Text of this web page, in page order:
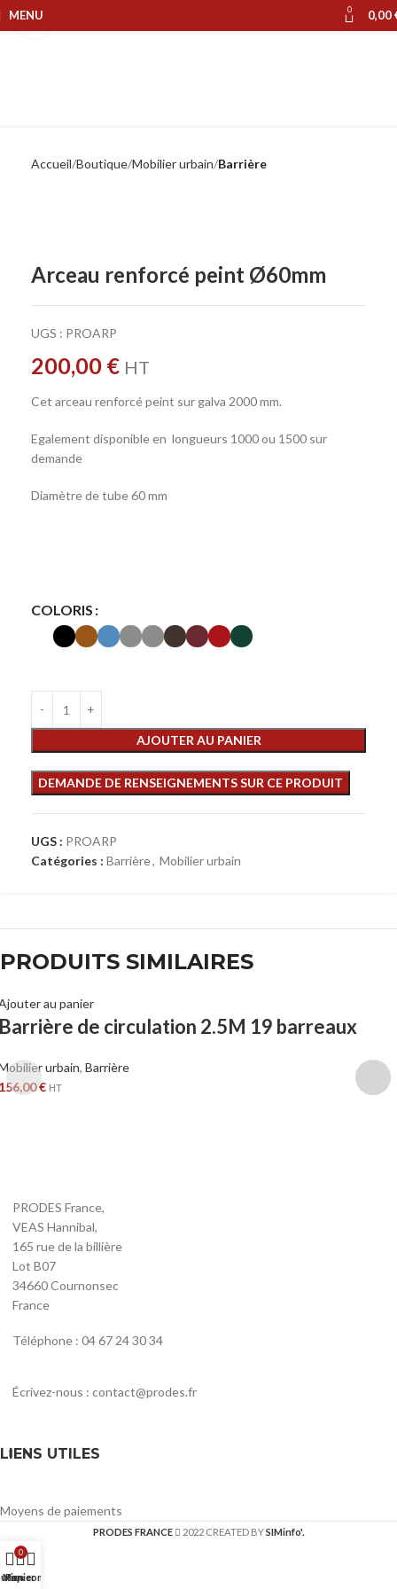
MENU 0 0,00
Accueil Boutique Mobilier urbain Barrière
Arceau renforcé peint Ø60mm
UGS : PROARP
200,00 € HT
Cet arceau renforcé peint sur galva 2000 mm.
Egalement disponible en longueurs 1000 ou 1500 sur
demande
Diamètre de tube 60 mm
COLORIS
AJOUTER AU PANIER
UGS : PROARP
Catégories : Barrière, Mobilier urbain
PRODUITS SIMILAIRES
au panier
de circulation 2.5M 19 barreaux
urbain,Barrière
€ HT
PRODES France,
VEAS Hannibal,
165 rue de la billière
Lot B07
34660 Cournonsec
France
Téléphone : 04 67 24 30 34
Écrivez-nous : contact@prodes.fr
LIENS UTILES
Moyens de paiements
PRODES FRANCE 2022 CREATED BYSIMinfo'.
0
Panier
Mon compte